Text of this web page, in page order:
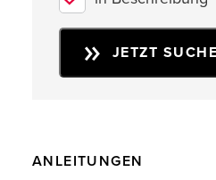
JETZT
ANLEITUNGEN